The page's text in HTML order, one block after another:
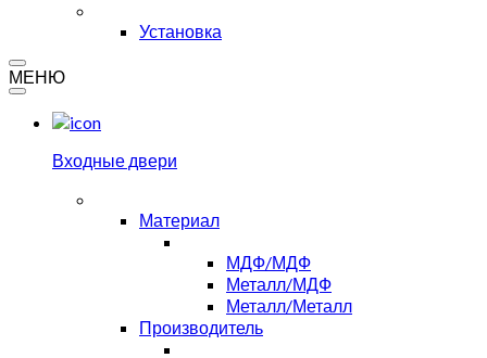
Установка
МЕНЮ
Входные двери
Материал
МДФ/МДФ
Металл/МДФ
Металл/Металл
Производитель